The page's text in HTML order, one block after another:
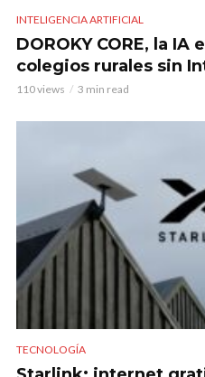
INTELIGENCIA ARTIFICIAL
DOROKY CORE, la
colegios rurales sin
110 views 3 min read
TECNOLOGÍA